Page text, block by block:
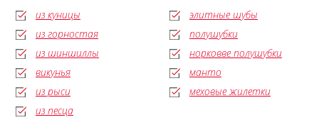
из куницы
из горностая
из шиншиллы
викунья
из рыси
из песца
элитные шубы
полушубки
норковве полушубки
манто
меховые жилетки